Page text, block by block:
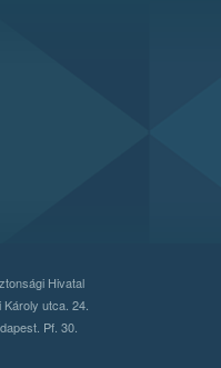
Hivatal
utca. 24.
Pf. 30.